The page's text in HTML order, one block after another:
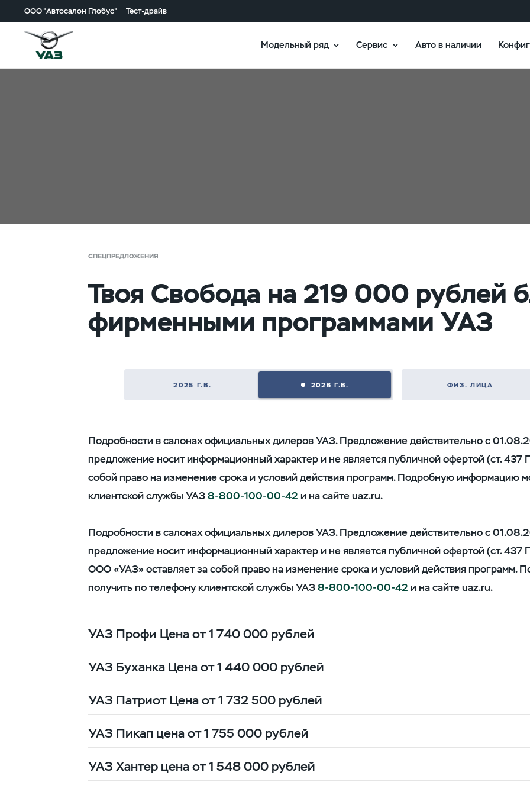
ООО "Автосалон Глобус" Тест-драйв
Модельный ряд Сервис Авто в наличии
СПЕЦПРЕДЛОЖЕНИЯ
Твоя Свобода на 219 000 рублей
фирменными программами УАЗ
2025 Г.В. 2026 Г.В. ФИЗ. ЛИЦА
Подробности в салонах официальных дилеров УАЗ. Предложение действительно с
предложение носит информационный характер и не является публичной офертой (ст.
собой право на изменение срока и условий действия программ. Подробную информацию
клиентской службы УАЗ8-800-100-00-42 и на сайте uaz.ru.
Подробности в салонах официальных дилеров УАЗ. Предложение действительно с
предложение носит информационный характер и не является публичной офертой (ст.
ООО «УАЗ» оставляет за собой право на изменение срока и условий действия
получить по телефону клиентской службы УАЗ8-800-100-00-42 и на сайте uaz.ru.
УАЗ Профи Цена от 1 740 000 рублей
УАЗ Буханка Цена от 1 440 000 рублей
УАЗ Патриот Цена от 1 732 500 рублей
УАЗ Пикап цена от 1 755 000 рублей
УАЗ Хантер цена от 1 548 000 рублей